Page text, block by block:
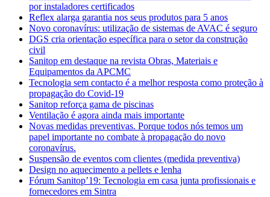
por instaladores certificados
Reflex alarga garantia nos seus produtos para 5 anos
Novo coronavírus: utilização de sistemas de AVAC é seguro
DGS cria orientação específica para o setor da construção
civil
Sanitop em destaque na revista Obras, Materiais e
Equipamentos da APCMC
Tecnologia sem contacto é a melhor resposta como proteção à
propagação do Covid-19
Sanitop reforça gama de piscinas
Ventilação é agora ainda mais importante
Novas medidas preventivas. Porque todos nós temos um
papel importante no combate à propagação do novo
coronavírus.
Suspensão de eventos com clientes (medida preventiva)
Design no aquecimento a pellets e lenha
Fórum Sanitop’19: Tecnologia em casa junta profissionais e
fornecedores em Sintra